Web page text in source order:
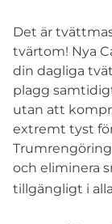
Det är
tvärtom! Nya
din dagliga
plagg
utan att
extremt tyst
och eliminera
tillgängligt i